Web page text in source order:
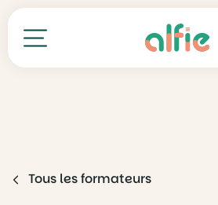
Toutes nos formations
Tous les formateurs